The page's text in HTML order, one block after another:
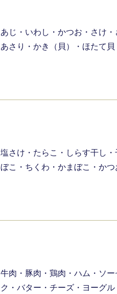
あじ・いわし・かつお・さけ
あさり・かき（貝）・ほたて貝
塩さけ・たらこ・しらす干し
ぼこ・ちくわ・かまぼこ・か
牛肉・豚肉・鶏肉・ハム・ソ
ク・バター・チーズ・ヨーグル